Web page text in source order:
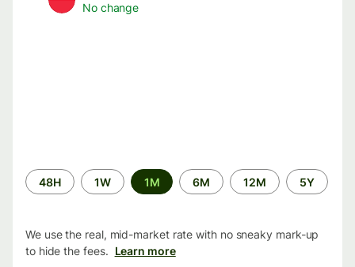
No change
Time
period
48H 1W 1M 6M 12M 5Y
We use the real, mid-market rate with no sneaky mark-up
to hide the fees. Learn more